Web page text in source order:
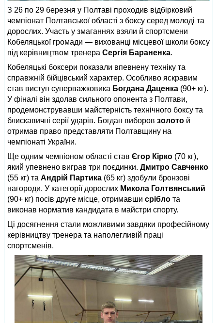
З 26 по 29 березня у Полтаві проходив відбірковий
чемпіонат Полтавської області з боксу серед молоді та
дорослих. Участь у змаганнях взяли й спортсмени
Кобеляцької громади — вихованці місцевої школи боксу
під керівництвом тренера Сергія Бараненка.
Кобеляцькі боксери показали впевнену техніку та
справжній бійцівський характер. Особливо яскравим
став виступ суперважковика Богдана Даценка (90+ кг).
У фіналі він здолав сильного опонента з Полтави,
продемонструвавши майстерність технічного боксу та
блискавичні серії ударів. Богдан виборов золото й
отримав право представляти Полтавщину на
чемпіонаті України.
Ще одним чемпіоном області став Єгор Кірко (70 кг),
який упевнено виграв три поєдинки. Дмитро Савченко
(55 кг) та Андрій Партика (65 кг) здобули бронзові
нагороди. У категорії дорослих Микола Голтвянський
(90+ кг) посів друге місце, отримавши срібло та
виконав норматив кандидата в майстри спорту.
Ці досягнення стали можливими завдяки професійному
керівництву тренера та наполегливій праці
спортсменів.